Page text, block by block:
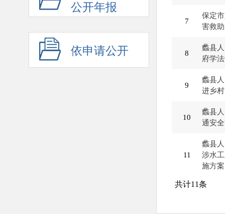
公开年报
依申请公开
7
保定
害救
8
蠡县
府学
9
蠡县
进乡
10
蠡县
通安
11
蠡县
涉水
施方
共计11条